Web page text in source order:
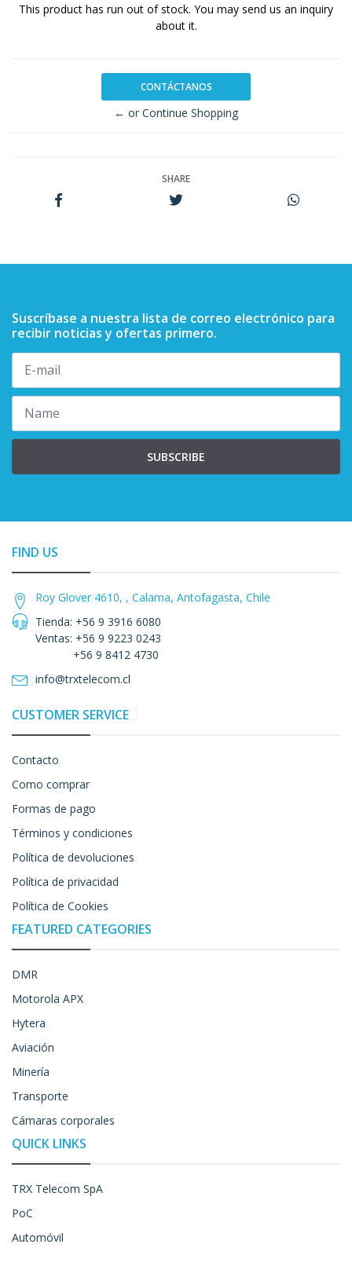
This product has run out of stock. You may send us an inquiry
about it.
CONTÁCTANOS
← or Continue Shopping
SHARE
Suscríbase a nuestra lista de correo electrónico para
recibir noticias y ofertas primero.
SUBSCRIBE
FIND US
Roy Glover 4610, , Calama, Antofagasta, Chile
Tienda: +56 9 3916 6080
Ventas: +56 9 9223 0243
+56 9 8412 4730
info@trxtelecom.cl
CUSTOMER SERVICE
Contacto
Como comprar
Formas de pago
Términos y condiciones
Política de devoluciones
Política de privacidad
Política de Cookies
FEATURED CATEGORIES
DMR
Motorola APX
Hytera
Aviación
Minería
Transporte
Cámaras corporales
QUICK LINKS
TRX Telecom SpA
PoC
Automóvil